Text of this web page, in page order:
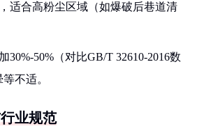
适合高粉尘区域（如爆破后巷道清
30%-50%（对比GB/T 32610-2016数
不适。
业规范